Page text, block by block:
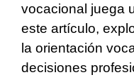
vocacional juega
este artículo,
la orientación
decisiones